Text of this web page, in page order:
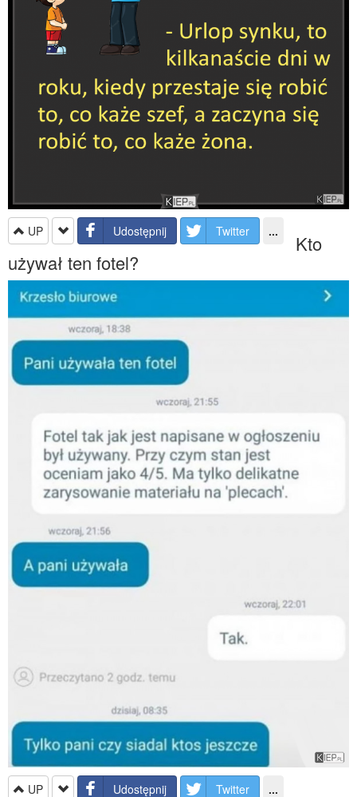
UP Udostępnij Twitter ... Kto
używał ten fotel?
UP Udostępnij Twitter ...